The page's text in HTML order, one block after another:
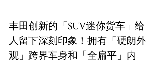
丰田创新的「SUV迷你货车」给
人留下深刻印象！拥有「硬朗外
观」跨界车身和「全扁平」内